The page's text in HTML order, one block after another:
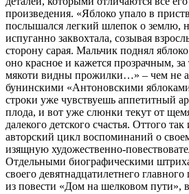
произведения. «Яблоко упало в
послышался легкий шлепок о землю,
испуганно заквохтала, созывая
сторону сарая. Мальчик поднял
оно красное и кажется прозрачным,
мякоти видны прожилки…» – чем не
бунинскими «Антоновскими
строки уже чувствуешь аппетитный
плода, и вот уже слюнки текут от
далекого детского счастья. Оттого
авторский цикл воспоминаний о
изящную художественно-
Отдельными биографическими
своего девятнадцатилетнего
из повести «Дом на шелковом пути», в